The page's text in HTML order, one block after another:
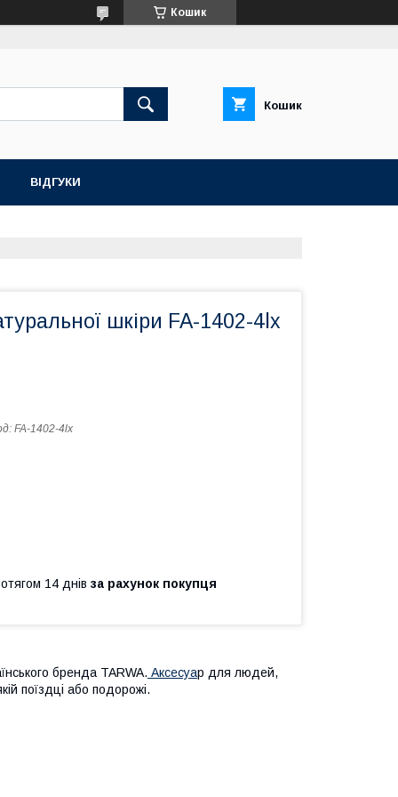
Кошик
Кошик
ВІДГУКИ
шкіри FA-1402-4lx
FA-1402-4lx
14 днів за рахунок покупця
бренда TARWA. Аксесуар для людей,
поїздці або подорожі.